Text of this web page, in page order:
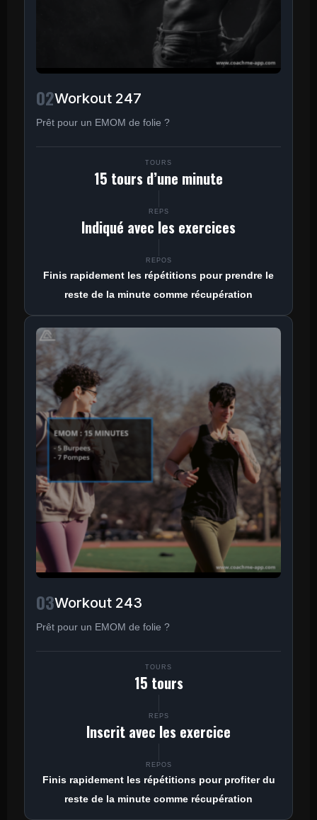
02Workout 247
Prêt pour un EMOM de folie ?
TOURS
15 tours d’une minute
REPS
Indiqué avec les exercices
REPOS
Finis rapidement les répétitions pour prendre le
reste de la minute comme récupération
03Workout 243
Prêt pour un EMOM de folie ?
TOURS
15 tours
REPS
Inscrit avec les exercice
REPOS
Finis rapidement les répétitions pour profiter du
reste de la minute comme récupération